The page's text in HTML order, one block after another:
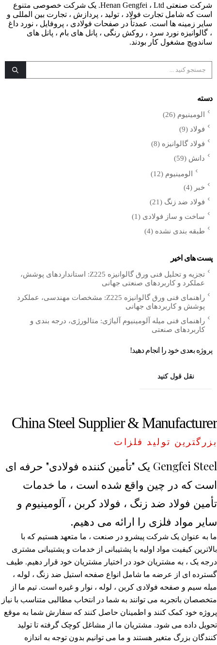
شرکت صنعتی Henan Gengfei ، Ltd. یک شرکت خصوصی متنوع
است که شامل تجارت فولاد ، تولید ، پردازش ، تجارت بین المللی و
سایر زمینه ها است. عمدتاً در صفحات فولادی ، پروفایل ، نورد داغ
، گالوانیزه نورد سرد ، روکش رنگی ، پانل های بام ، پانل های
ساندویچ مشغول کار بودند.
دسته
الومینیوم (26)
فولاد (9)
فولاد گالوانیزه (8)
دانش (59)
الومینیوم (12)
خبر (4)
فولاد ضد زنگ (21)
ساخت و ساز فولادی (1)
طبقه بندی نشده (4)
پست های اخیر
تجزیه و تحلیل فنی ورق گالوانیزه Z225: استانداردهای پوشش،
عملکرد و کاربردهای صنعتی جهانی
راهنمای فنی ورق گالوانیزه Z225: مشخصات مهندسی، عملکرد
پوشش و کاربردهای جهانی
راهنمای فنی میله آلومینیوم آلیاژی: متالورژی، درجه بندی و
کاربردهای صنعتی
پروژه بعدی خود را انجام دهید!
نقل قول کنید
China Steel Supplier & Manufacturer
بزرگترین تولید فلزات
Gengfei Steel یک "تأمین کننده فولادی" حرفه ای
است که در چین واقع شده است ، ما خدمات
تأمین فولاد ضد زنگ ، فولاد کربن ، آلومینیوم و
سایر مواد فلزی را ارائه می دهیم.
ما به عنوان یک شرکت پیشرو در صنعت ، ما متعهد هستیم که با
بالاترین کیفیت مواد اولیه با پشتیبانی از خدمات و پشتیبانی مشتری
درجه یک ، به مشتریان خود در اختیار مشتریان خود قرار دهیم. طیف
گسترده ای از عرضه ما شامل انواع صفحه استیل ضد زنگ ، لوله ،
میله سیم و صفحه فولادی کربن ، لوله ، نوار و غیره است. تیم ما از
متخصصان باتجربه می توانند به شما در انتخاب مطالبی متناسب با نیاز
پروژه خود کمک کنند و اطمینان حاصل کنند که سفارش شما به موقع
تحویل داده می شود. مشتریان ما از مشاغل کوچک گرفته تا تولید
کنندگان بزرگ متغیر هستند و ما می توانیم بدون توجه به اندازه